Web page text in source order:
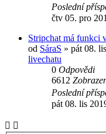
Poslední
čtv 05. pro
Stripchat má funkci
od SáraS » pát 08.
livechatu
0 Odpovědi
6612
Poslední
pát 08. lis